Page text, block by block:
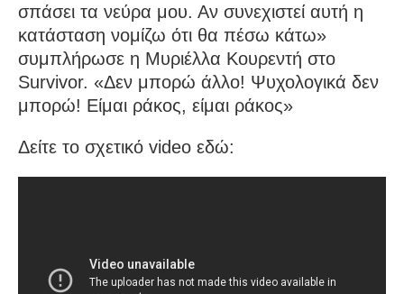
σπάσει τα νεύρα μου. Αν συνεχιστεί αυτή η
κατάσταση νομίζω ότι θα πέσω κάτω»
συμπλήρωσε η Μυριέλλα Κουρεντή στο
Survivor. «Δεν μπορώ άλλο! Ψυχολογικά δεν
μπορώ! Είμαι ράκος, είμαι ράκος»
Δείτε το σχετικό video εδώ: